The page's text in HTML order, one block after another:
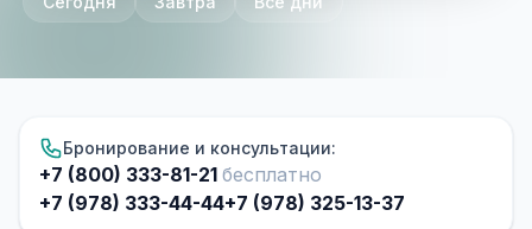
Бронирование и консультации:
+7 (800) 333-81-21 бесплатно
+7 (978) 333-44-44+7 (978) 325-13-37